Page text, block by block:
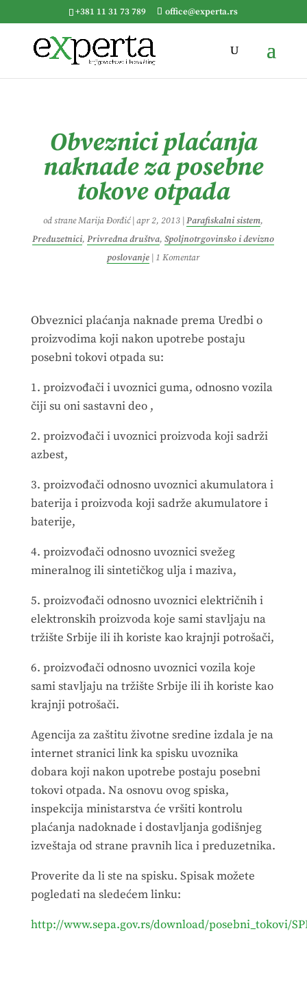
+381 11 31 73 789 office@experta.rs
Obveznici plaćanja
naknade za posebne
tokove otpada
od straneMarija Đorđić|apr 2, 2013 |Parafiskalni sistem,
Preduzetnici,Privredna društva,Spoljnotrgovinsko i devizno
poslovanje
1 Komentar
Obveznici plaćanja naknade prema Uredbi o
proizvodima koji nakon upotrebe postaju
posebni tokovi otpada su:
1. proizvođači i uvoznici guma, odnosno vozila
čiji su oni sastavni deo ,
2. proizvođači i uvoznici proizvoda koji sadrži
azbest,
3. proizvođači odnosno uvoznici akumulatora i
baterija i proizvoda koji sadrže akumulatore i
baterije,
4. proizvođači odnosno uvoznici svežeg
mineralnog ili sintetičkog ulja i maziva,
5. proizvođači odnosno uvoznici električnih i
elektronskih proizvoda koje sami stavljaju na
tržište Srbije ili ih koriste kao krajnji potrošači,
6. proizvođači odnosno uvoznici vozila koje
sami stavljaju na tržište Srbije ili ih koriste kao
krajnji potrošači.
Agencija za zaštitu životne sredine izdala je na
internet stranici link ka spisku uvoznika
dobara koji nakon upotrebe postaju posebni
tokovi otpada. Na osnovu ovog spiska,
inspekcija ministarstva će vršiti kontrolu
plaćanja nadoknade i dostavljanja godišnjeg
izveštaja od strane pravnih lica i preduzetnika.
Proverite da li ste na spisku. Spisak možete
pogledati na sledećem linku:
http://www.sepa.gov.rs/download/posebni_tokovi/